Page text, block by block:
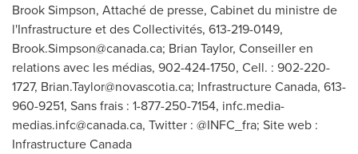
Brook Simpson, Attaché de presse, Cabinet du ministre de
l'Infrastructure et des Collectivités, 613-219-0149,
Brook.Simpson@canada.ca; Brian Taylor, Conseiller en
relations avec les médias, 902-424-1750, Cell. : 902-220-
1727, Brian.Taylor@novascotia.ca; Infrastructure Canada, 613-
960-9251, Sans frais : 1-877-250-7154, infc.media-
medias.infc@canada.ca, Twitter : @INFC_fra; Site web :
Infrastructure Canada